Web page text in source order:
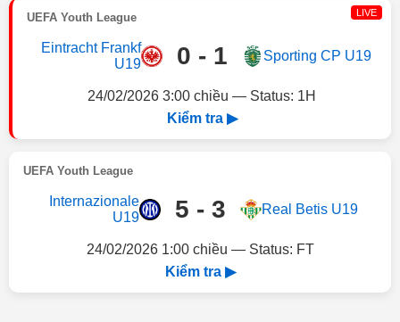
UEFA Youth League LIVE
Eintracht Frankf
U19
0 - 1 Sporting CP U19
24/02/2026 3:00 chiều — Status: 1H
Kiểm tra ▶
UEFA Youth League
Internazionale
U19
5 - 3 Real Betis U19
24/02/2026 1:00 chiều — Status: FT
Kiểm tra ▶